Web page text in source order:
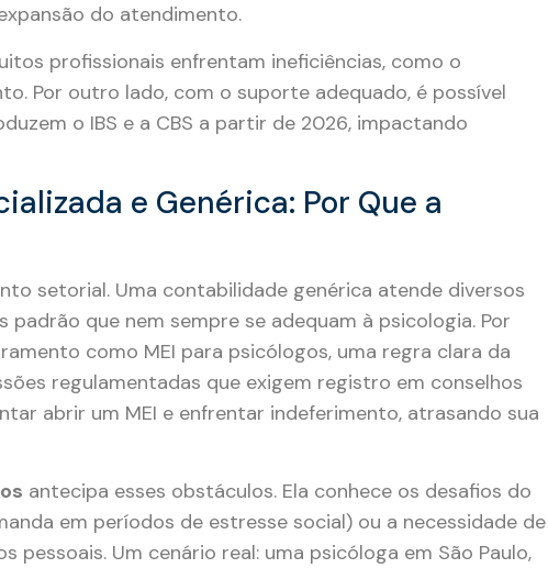
do atendimento.
profissionais enfrentam ineficiências, como o
Por outro lado, com o suporte adequado, é possível
o IBS e a CBS a partir de 2026, impactando
e Genérica: Por Que a
setorial. Uma contabilidade genérica atende diversos
que nem sempre se adequam à psicologia. Por
como MEI para psicólogos, uma regra clara da
regulamentadas que exigem registro em conselhos
abrir um MEI e enfrentar indeferimento, atrasando sua
antecipa esses obstáculos. Ela conhece os desafios do
em períodos de estresse social) ou a necessidade de
Um cenário real: uma psicóloga em São Paulo,